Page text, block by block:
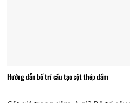
Hướng dẫn bố trí cấu tạo cột thép dầm